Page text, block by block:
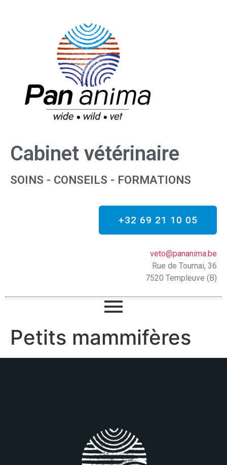
Cabinet vétérinaire
SOINS - CONSEILS - FORMATIONS
+32 69 21 10 05
veto@pananima.be
Rue de Tournai, 36
7520 Templeuve (B)
Petits mammifères